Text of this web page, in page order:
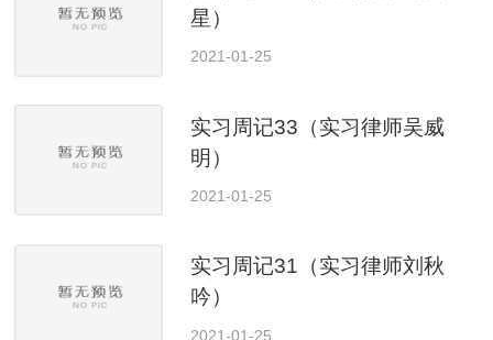
星）
2021-01-25
实习周记33（实习律师吴威
明）
2021-01-25
实习周记31（实习律师刘秋
吟）
2021-01-25